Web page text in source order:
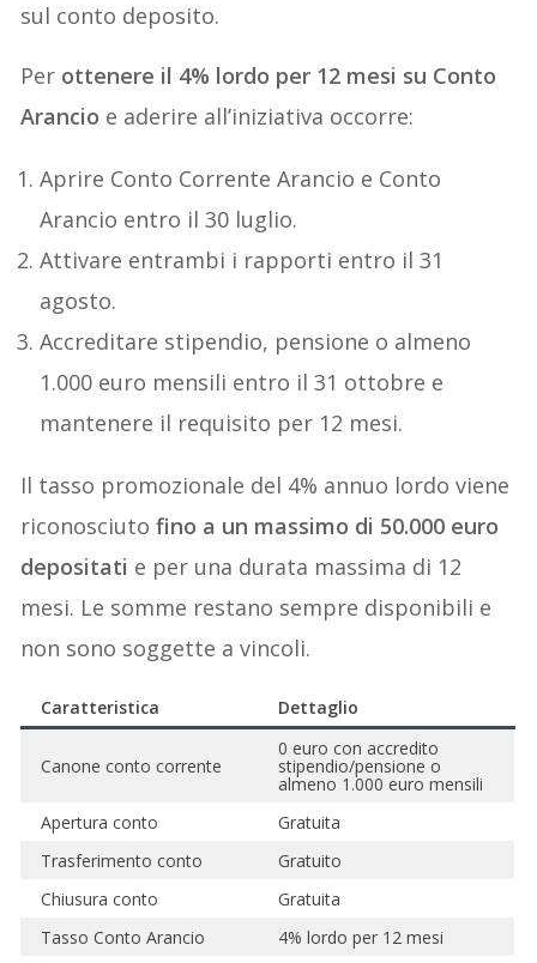
sul conto deposito.
Per ottenere il 4% lordo per 12 mesi su Conto
Arancio e aderire all’iniziativa occorre:
Aprire Conto Corrente Arancio e Conto
Arancio entro il 30 luglio.
Attivare entrambi i rapporti entro il 31
agosto.
Accreditare stipendio, pensione o almeno
1.000 euro mensili entro il 31 ottobre e
mantenere il requisito per 12 mesi.
Il tasso promozionale del 4% annuo lordo viene
riconosciutofino a un massimo di 50.000 euro
depositati e per una durata massima di 12
mesi. Le somme restano sempre disponibili e
non sono soggette a vincoli.
Caratteristica Dettaglio
Canone conto corrente
0 euro con accredito
stipendio/pensione o
almeno 1.000 euro mensili
Apertura conto
Gratuita
Trasferimento conto
Gratuito
Chiusura conto
Gratuita
Tasso Conto Arancio
4% lordo per 12 mesi